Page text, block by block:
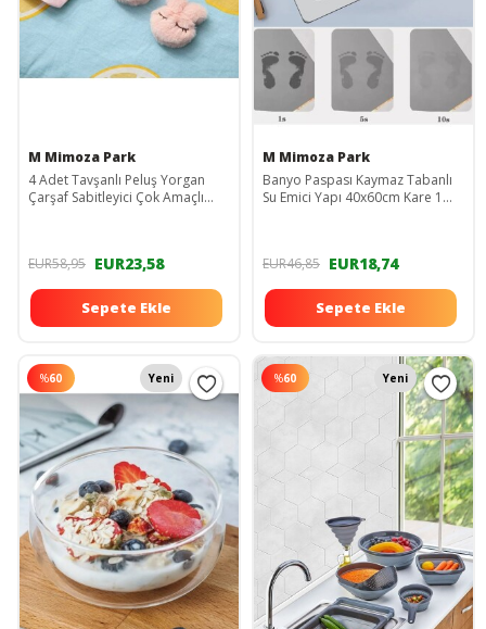
M Mimoza Park
4 Adet Tavşanlı Peluş Yorgan
Çarşaf Sabitleyici Çok Amaçlı
EUR58,95 EUR23,58
Sepete Ekle
M Mimoza Park
Banyo Paspası Kaymaz Tabanlı
Su Emici Yapı 40x60cm Kare 1
EUR46,85 EUR18,74
Sepete Ekle
%60 Yeni %60 Yeni